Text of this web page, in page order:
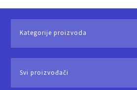
Kategorije proizvoda
Svi proizvođači